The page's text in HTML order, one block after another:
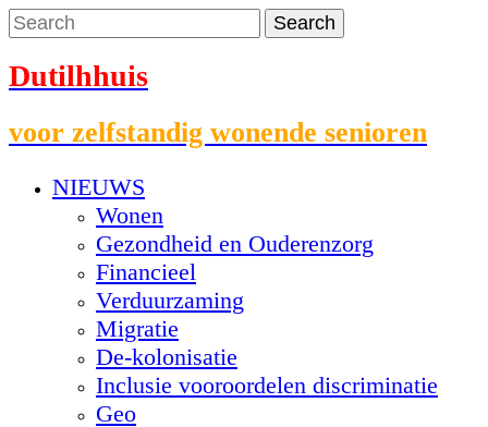
Dutilhhuis
voor zelfstandig wonende senioren
NIEUWS
Wonen
Gezondheid en Ouderenzorg
Financieel
Verduurzaming
Migratie
De-kolonisatie
Inclusie vooroordelen discriminatie
Geo